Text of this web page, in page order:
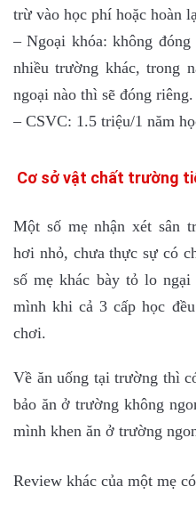
trừ vào học phí hoặc hoàn
– Ngoại khóa: không
nhiều trường khác, trong
ngoại nào thì sẽ đóng riêng.
– CSVC: 1.5 triệu/1 năm
Cơ sở vật chất trường
Một số mẹ nhận xét sân
hơi nhỏ, chưa thực sự có
số mẹ khác bày tỏ lo
mình khi cả 3 cấp học
chơi.
Về ăn uống tại trường thì
bảo ăn ở trường không
mình khen ăn ở trường
Review khác của một mẹ